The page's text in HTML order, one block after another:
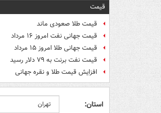
قیمت
قیمت طلا صعودی ماند
قیمت جهانی نفت امروز ۱۶ مرداد
قیمت جهانی طلا امروز ۱۵ مرداد
قیمت نفت برنت به ۷۹ دلار رسید
افزایش قیمت طلا و نقره جهانی
استان: